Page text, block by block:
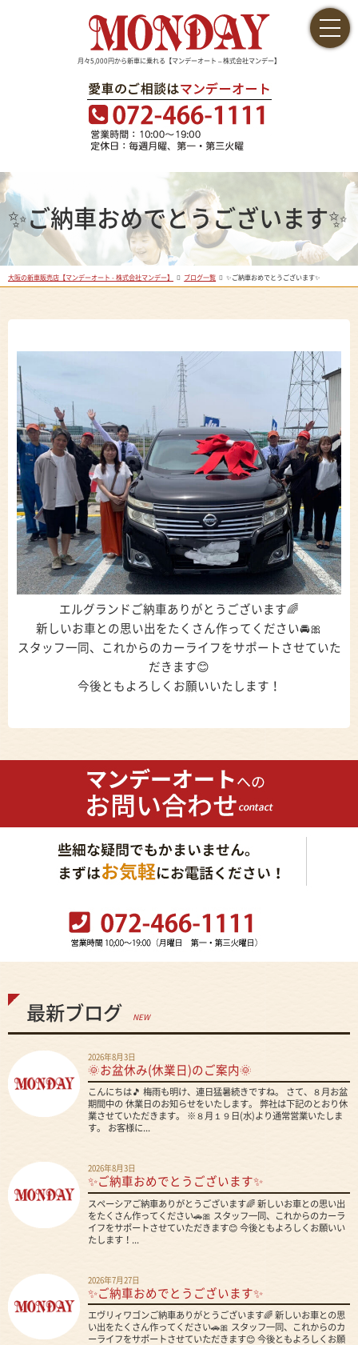
月々5,000円から新車に乗れる【マンデーオート – 株式会社マンデー】
✨ご納車おめでとうございます✨
大阪の新車販売店【マンデーオート - 株式会社マンデー】 ブログ一覧 ✨ご納車おめでとうございます✨
エルグランドご納車ありがとうございます🌈
新しいお車との思い出をたくさん作ってください🚘🎀
スタッフ一同、これからのカーライフをサポートさせていた
だきます😊
今後ともよろしくお願いいたします！
最新ブログ NEW
2026年8月3日
🌞お盆休み(休業日)のご案内🌞
こんにちは🎵 梅雨も明け、連日猛暑続きですね。 さて、８月お盆
期間中の 休業日のお知らせをいたします。 弊社は下記のとおり休
業させていただきます。 ※８月１９日(水)より通常営業いたしま
す。 お客様に...
2026年8月3日
✨ご納車おめでとうございます✨
スペーシアご納車ありがとうございます🌈 新しいお車との思い出
をたくさん作ってください🚗🎀 スタッフ一同、これからのカーラ
イフをサポートさせていただきます😊 今後ともよろしくお願いい
たします！...
2026年7月27日
✨ご納車おめでとうございます✨
エヴリィワゴンご納車ありがとうございます🌈 新しいお車との思
い出をたくさん作ってください🚗🎀 スタッフ一同、これからのカ
ーライフをサポートさせていただきます😊 今後ともよろしくお願